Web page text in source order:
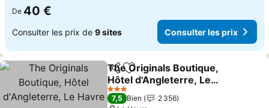
De 40 €
Consulter les prix de 9 sites Consulter les prix
PartagerAjouter à mes favoris
The Originals Boutique,
Hôtel d'Angleterre, Le
Havre
3 Étoiles
7,5 Bien
2 356